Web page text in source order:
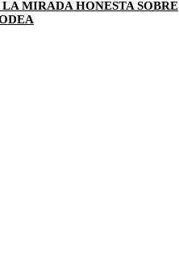
MIRADA HONESTA SOBRE